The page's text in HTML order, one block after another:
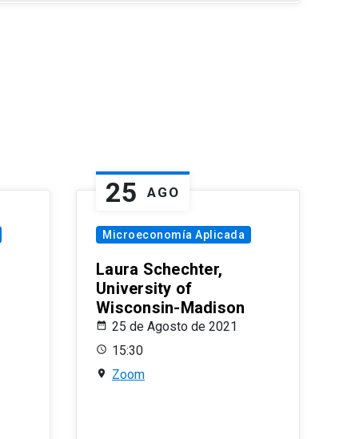
25 AGO
Microeconomía Aplicada
Laura Schechter,
University of
Wisconsin-Madison
25 de Agosto de 2021
15:30
Zoom